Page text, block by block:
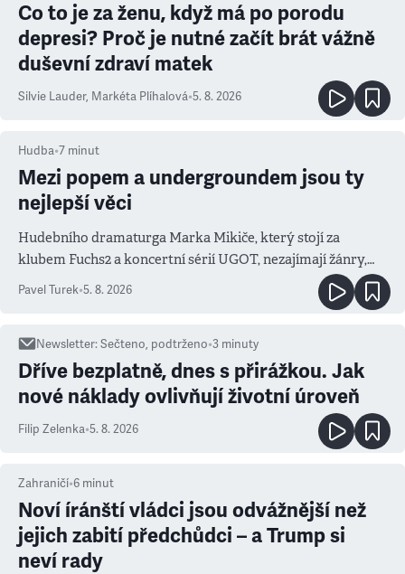
Co to je za ženu, když má po porodu
depresi? Proč je nutné začít brát vážně
duševní zdraví matek
Silvie Lauder, Markéta Plíhalová•5. 8. 2026
Hudba•7 minut
Mezi popem a undergroundem jsou ty
nejlepší věci
Hudebního dramaturga Marka Mikiče, který stojí za
klubem Fuchs2 a koncertní sérií UGOT, nezajímají žánry,
ale atmosféra
Pavel Turek•5. 8. 2026
Newsletter:Sečteno, podtrženo•3 minuty
Dříve bezplatně, dnes s přirážkou. Jak
nové náklady ovlivňují životní úroveň
Filip Zelenka•5. 8. 2026
Zahraničí•6 minut
Noví íránští vládci jsou odvážnější než
jejich zabití předchůdci – a Trump si
neví rady